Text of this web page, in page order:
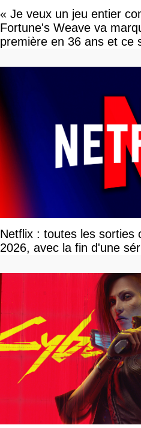
« Je veux un jeu entier
Fortune's Weave va
première en 36 ans et ce
Netflix : toutes les sorties
2026, avec la fin d'une